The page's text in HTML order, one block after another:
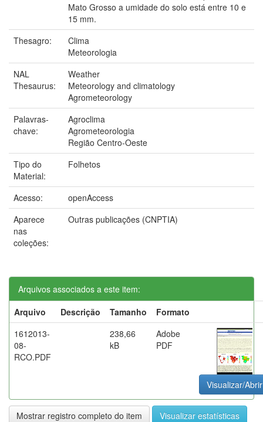
Mato Grosso a umidade do solo está entre 10 e
15 mm.
Thesagro:
Clima
Meteorologia
NAL
Thesaurus:
Weather
Meteorology and climatology
Agrometeorology
Palavras-
chave:
Agroclima
Agrometeorologia
Região Centro-Oeste
Tipo do
Material:
Folhetos
Acesso:
openAccess
Aparece
nas
coleções:
Outras publicações (CNPTIA)
Arquivos associados a este item:
Arquivo
Descrição Tamanho
Formato
1612013-
08-
RCO.PDF
238,66
kB
Adobe
PDF
Visualizar/Abrir
Mostrar registro completo do item Visualizar estatísticas